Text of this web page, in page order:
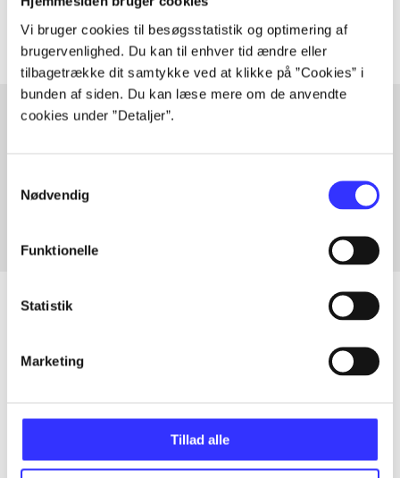
Vi bruger cookies til besøgsstatistik og optimering af
brugervenlighed. Du kan til enhver tid ændre eller
tilbagetrække dit samtykke ved at klikke på ”Cookies” i
bunden af siden. Du kan læse mere om de anvendte
cookies under ”Detaljer”.
Nødvendig
Funktionelle
Statistik
Marketing
Tillad alle
Artikler